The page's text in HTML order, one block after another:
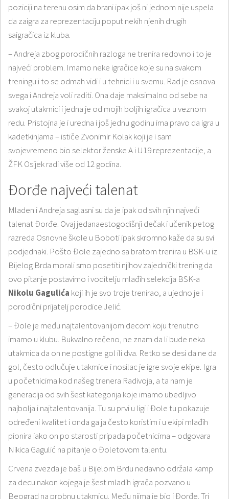
poziciji na terenu osim da brani ipak još ni jednom nije uspela
da zaigra za reprezentaciju poput nekih njenih drugih
saigračica iz kluba.
– Andreja zbog porodičnih razloga ne trenira redovno i to je
najveći problem. Imamo neke igračice koje su na svakom
treningu i to se odmah vidi i u tehnici i u svemu. Rad je osnova
svega i Andreja voli raditi. Ona daje maksimalno od sebe na
svakoj utakmici i jedna je od mojih boljih igračica u veznom
redu. Pristojna je i uredna i još jednu godinu ima pravo da igra u
kadetkinjama – ističe Zvonimir Kolak koji je i sam
svojevremeno bio selektor ženske A i U19 reprezentacije, a
ŽFK Osijek radi više od 12 godina.
Đorđe najveći talenat
Mladen i Andreja saglasni su da je ipak od svih njih najveći
talenat Đorđe. Ovaj jedanaestogodišnji dečak i učenik petog
razreda Osnovne škole u Boboti ipak skromno kaže da su svi
podjednaki. Pošto Đole zajedno sa bratom trenira u BSK-u iz
Bijelog Brda morali smo posetiti njihov zajednički trening da
ovo pitanje postavimo i voditelju mlađih selekcija BSK-a
Nikolu Gagulića koji ih je svo troje trenirao, a ujedno je i
porodični prijatelj porodice Jelić.
– Đole je među najtalentovanijom decom koju trenutno
imamo u klubu. Bukvalno rečeno, ne znam da li bude neka
utakmica da on ne postigne gol ili dva. Retko se desi da ne da
gol, često odlučuje utakmice i nosilac je igre svoje ekipe. Igra
u početnicima kod našeg trenera Radivoja, a ta nam je
generacija od svih šest kategorija koje imamo ubedljivo
najbolja i najtalentovanija. Tu su prvi u ligi i Đole tu pokazuje
određeni kvalitet i onda ga ja često koristim i u ekipi mlađih
pionira iako on po starosti pripada početnicima – odgovara
Nikica Gagulić na pitanje o Đoletovom talentu.
Crvena zvezda je baš u Bijelom Brdu nedavno održala kamp
za decu nakon kojega je šest mladih igrača pozvano u
Beograd na probnu utakmicu. Među njima je bio i Đorđe. Tri